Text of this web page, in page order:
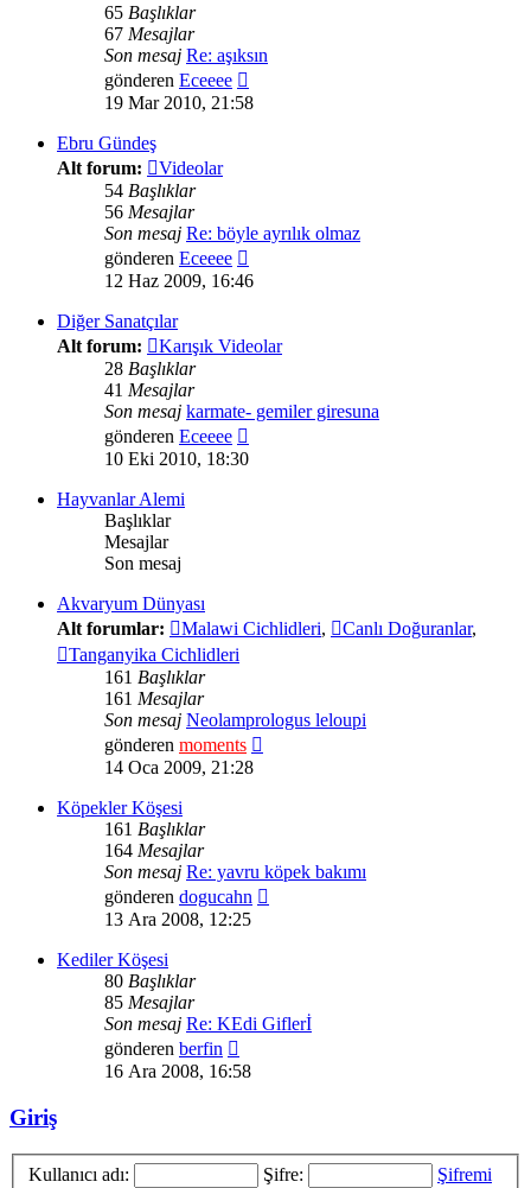
65 Başlıklar
67 Mesajlar
Son mesaj Re: aşıksın
gönderen Eceeee
mesajı
19 Mar 2010, 21:58
Ebru Gündeş
Alt forum:
Videolar
54 Başlıklar
56 Mesajlar
Son mesaj Re: böyle ayrılık olmaz
gönderen Eceeee
mesajı
12 Haz 2009, 16:46
Diğer Sanatçılar
Alt forum:
Karışık Videolar
28 Başlıklar
41 Mesajlar
Son mesaj karmate- gemiler giresuna
gönderen Eceeee
mesajı
10 Eki 2010, 18:30
Hayvanlar Alemi
Başlıklar
Mesajlar
Son mesaj
Akvaryum Dünyası
Alt forumlar:
Malawi Cichlidleri, Canlı Doğuranlar,
Tanganyika Cichlidleri
161 Başlıklar
161 Mesajlar
Son mesaj Neolamprologus leloupi
gönderen moments
14 Oca 2009, 21:28
Köpekler Köşesi
161 Başlıklar
164 Mesajlar
Son mesaj Re: yavru köpek bakımı
gönderen dogucahn
13 Ara 2008, 12:25
Kediler Köşesi
80 Başlıklar
85 Mesajlar
Son mesaj Re: KEdi Giflerİ
gönderen berfin
mesajı
16 Ara 2008, 16:58
Giriş
Kullanıcı adı: Şifre:
Şifremi